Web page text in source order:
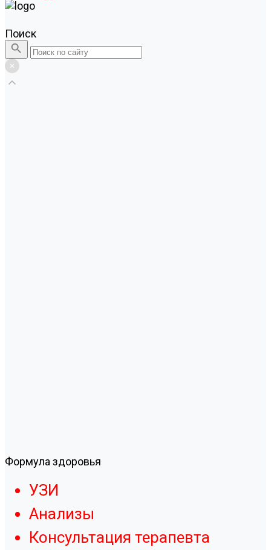
Поиск
Формула здоровья
УЗИ
Анализы
Консультация терапевта